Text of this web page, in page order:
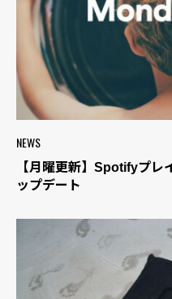
NEWS
【月曜更新】Spotifyプ
ップデート